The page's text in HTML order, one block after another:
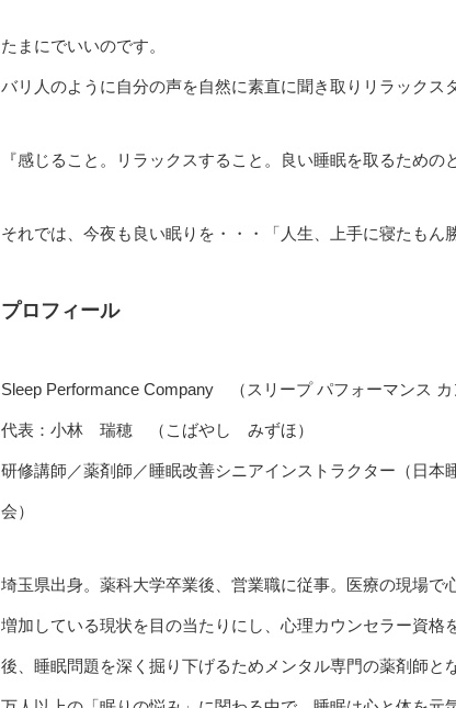
たまにでいいのです。
バリ人のように自分の声を自然に素直に聞き取りリラックス
『感じること。リラックスすること。良い睡眠を取るための
それでは、今夜も良い眠りを・・・「人生、上手に寝たもん
プロフィール
Sleep Performance Company （スリープ パフォーマンス カ
代表：小林 瑞穂 （こばやし みずほ）
研修講師／薬剤師／睡眠改善シニアインストラクター（日本
会）
埼玉県出身。薬科大学卒業後、営業職に従事。医療の現場で
増加している現状を目の当たりにし、心理カウンセラー資格
後、睡眠問題を深く掘り下げるためメンタル専門の薬剤師と